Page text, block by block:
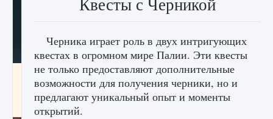
Как проверить статус сервера Delta Force
Hawk Ops
9 августа 2024 1 286 0 0
Черника играет роль в двух интригующих
квестах в огромном мире Палии. Эти квесты
не только предоставляют дополнительные
возможности для получения черники, но и
предлагают уникальный опыт и моменты
открытий.